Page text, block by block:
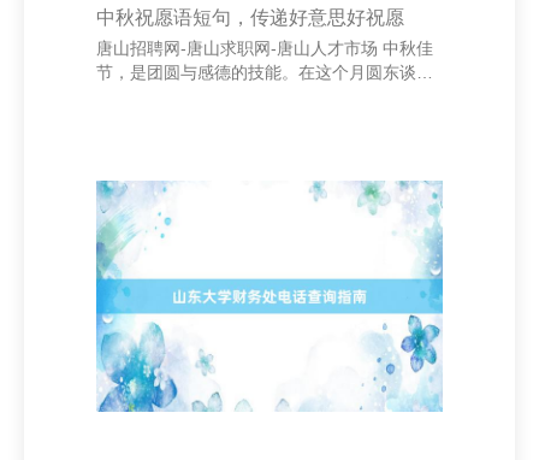
中秋祝愿语短句，传递好意思好祝愿
唐山招聘网-唐山求职网-唐山人才市场 中秋佳
节，是团圆与感德的技能。在这个月圆东谈主
愿。 北京影瑶广告有限公司 “月到中秋分外
明，东谈主到佳节别样亲。”这句经典祝愿，谈
出了中秋团圆的慷慨。在发奋的生涯节拍中，
东谈主们更需要这么的致意，指示咱们帮手亲
情、友情和爱情。一句“月满东谈主团圆，幸福
又一年”，不仅抒发了对家东谈主的回顾，也请
托了对改